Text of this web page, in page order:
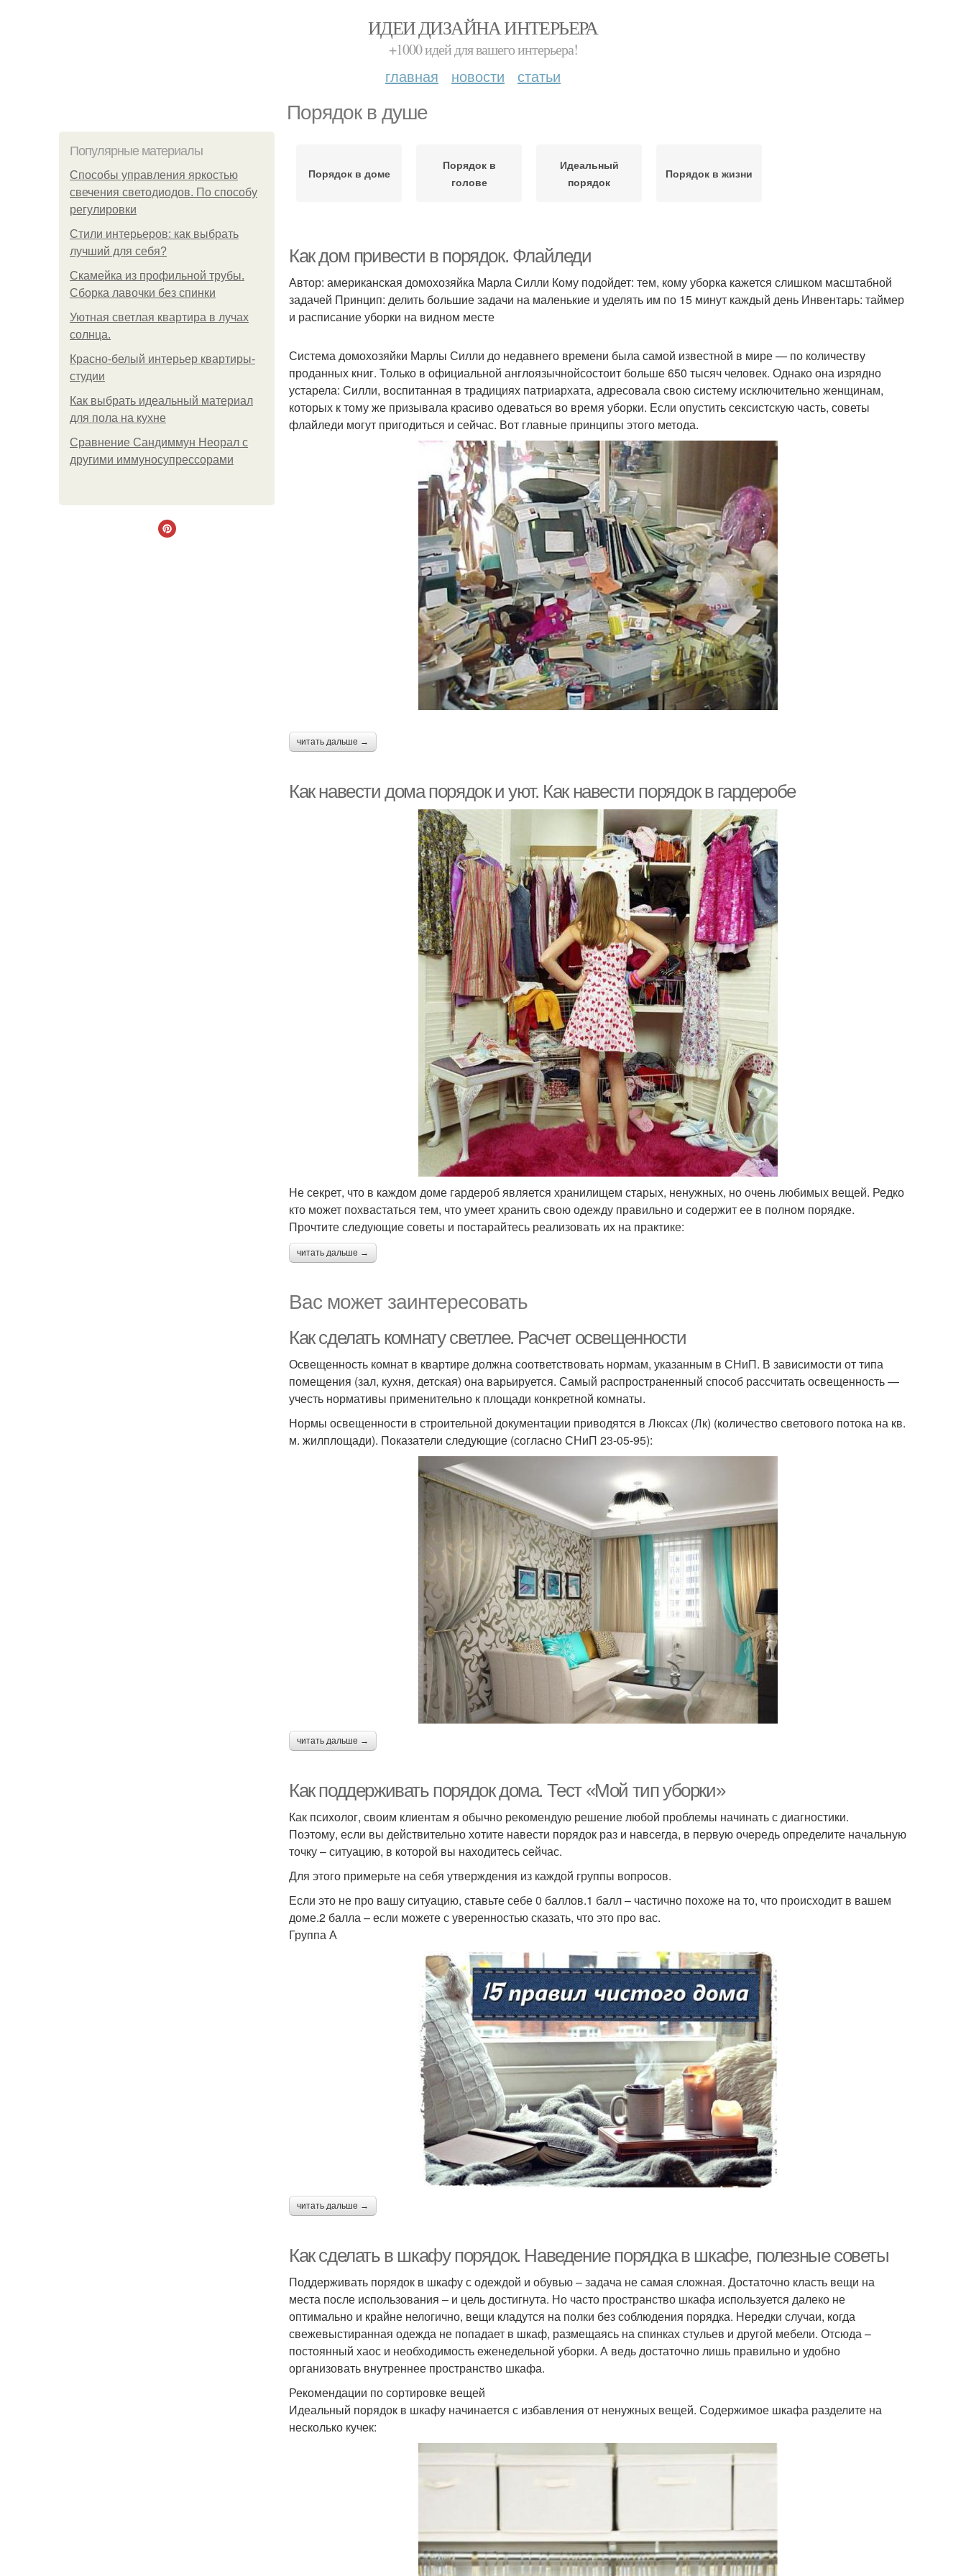
ИДЕИ ДИЗАЙНА ИНТЕРЬЕРА
+1000 идей для вашего интерьера!
главная новости статьи
Порядок в душе
Популярные материалы
Способы управления яркостью
свечения светодиодов. По способу
регулировки
Стили интерьеров: как выбрать
лучший для себя?
Скамейка из профильной трубы.
Сборка лавочки без спинки
Уютная светлая квартира в лучах
солнца.
Красно-белый интерьер квартиры-
студии
Как выбрать идеальный материал
для пола на кухне
Сравнение Сандиммун Неорал с
другими иммуносупрессорами
Порядок в доме
Порядок в
голове
Идеальный
порядок
Порядок в жизни
Как дом привести в порядок. Флайледи
Автор: американская домохозяйка Марла Силли Кому подойдет: тем, кому уборка кажется слишком масштабной
задачей Принцип: делить большие задачи на маленькие и уделять им по 15 минут каждый день Инвентарь: таймер
и расписание уборки на видном месте
Система домохозяйки Марлы Силли до недавнего времени была самой известной в мире — по количеству
проданных книг. Только в официальной англоязычнойсостоит больше 650 тысяч человек. Однако она изрядно
устарела: Силли, воспитанная в традициях патриархата, адресовала свою систему исключительно женщинам,
которых к тому же призывала красиво одеваться во время уборки. Если опустить сексистскую часть, советы
флайледи могут пригодиться и сейчас. Вот главные принципы этого метода.
читать дальше →
Как навести дома порядок и уют. Как навести порядок в гардеробе
Не секрет, что в каждом доме гардероб является хранилищем старых, ненужных, но очень любимых вещей. Редко
кто может похвастаться тем, что умеет хранить свою одежду правильно и содержит ее в полном порядке.
Прочтите следующие советы и постарайтесь реализовать их на практике:
читать дальше →
Вас может заинтересовать
Как сделать комнату светлее. Расчет освещенности
Освещенность комнат в квартире должна соответствовать нормам, указанным в СНиП. В зависимости от типа
помещения (зал, кухня, детская) она варьируется. Самый распространенный способ рассчитать освещенность —
учесть нормативы применительно к площади конкретной комнаты.
Нормы освещенности в строительной документации приводятся в Люксах (Лк) (количество светового потока на кв.
м. жилплощади). Показатели следующие (согласно СНиП 23-05-95):
читать дальше →
Как поддерживать порядок дома. Тест «Мой тип уборки»
Как психолог, своим клиентам я обычно рекомендую решение любой проблемы начинать с диагностики.
Поэтому, если вы действительно хотите навести порядок раз и навсегда, в первую очередь определите начальную
точку – ситуацию, в которой вы находитесь сейчас.
Для этого примерьте на себя утверждения из каждой группы вопросов.
Если это не про вашу ситуацию, ставьте себе 0 баллов.1 балл – частично похоже на то, что происходит в вашем
доме.2 балла – если можете с уверенностью сказать, что это про вас.
Группа А
читать дальше →
Как сделать в шкафу порядок. Наведение порядка в шкафе, полезные советы
Поддерживать порядок в шкафу с одеждой и обувью – задача не самая сложная. Достаточно класть вещи на
места после использования – и цель достигнута. Но часто пространство шкафа используется далеко не
оптимально и крайне нелогично, вещи кладутся на полки без соблюдения порядка. Нередки случаи, когда
свежевыстиранная одежда не попадает в шкаф, размещаясь на спинках стульев и другой мебели. Отсюда –
постоянный хаос и необходимость еженедельной уборки. А ведь достаточно лишь правильно и удобно
организовать внутреннее пространство шкафа.
Рекомендации по сортировке вещей
Идеальный порядок в шкафу начинается с избавления от ненужных вещей. Содержимое шкафа разделите на
несколько кучек: